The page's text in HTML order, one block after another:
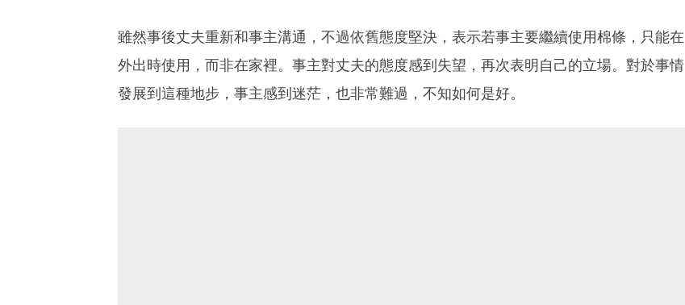
雖然事後丈夫重新和事主溝通，不過依舊態度堅決，表示若事主要繼續使用棉條，只能在
外出時使用，而非在家裡。事主對丈夫的態度感到失望，再次表明自己的立場。對於事情
發展到這種地步，事主感到迷茫，也非常難過，不知如何是好。